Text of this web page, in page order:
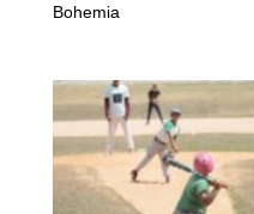
Bohemia